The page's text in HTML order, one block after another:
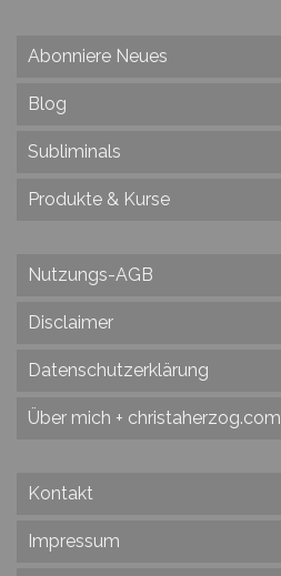
Abonniere Neues
Blog
Subliminals
Produkte & Kurse
Nutzungs-AGB
Disclaimer
Datenschutzerklärung
Über mich + christaherzog.com
Kontakt
Impressum